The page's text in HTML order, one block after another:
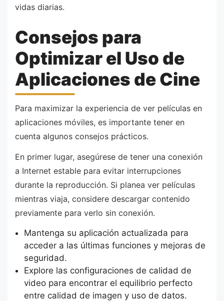
vidas diarias.
Consejos para
Optimizar el Uso de
Aplicaciones de Cine
Para maximizar la experiencia de ver películas en
aplicaciones móviles, es importante tener en
cuenta algunos consejos prácticos.
En primer lugar, asegúrese de tener una conexión
a Internet estable para evitar interrupciones
durante la reproducción. Si planea ver películas
mientras viaja, considere descargar contenido
previamente para verlo sin conexión.
Mantenga su aplicación actualizada para
acceder a las últimas funciones y mejoras de
seguridad.
Explore las configuraciones de calidad de
video para encontrar el equilibrio perfecto
entre calidad de imagen y uso de datos.